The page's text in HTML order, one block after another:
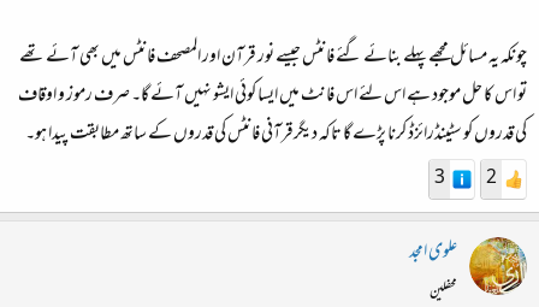
چونکہ یہ مسائل مجھےپہلے بنائے گئے فانٹس جیسے نور قرآن اور المصحف فانٹس میں بھی آئے تھے
تو اس کا حل موجود ہے اس لئے اس فانٹ میں ایسا کوئی ایشو نہیں آئے گا۔ صرف رموز و اوقاف
کی قدروں کو سٹینڈرائزڈ کرنا پڑے گا تاکہ دیگرقرآنی فانٹس کی قدروں کے ساتھ مطابقت پیدا ہو۔
2
3
علوی امجد
محفلین